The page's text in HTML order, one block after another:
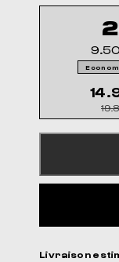
Livraison